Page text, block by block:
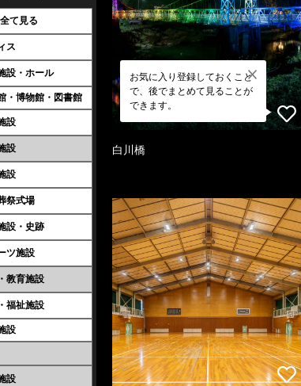
全て見る
ス
設・ホール
・博物館・図書館
設
設
設
祭式場
設・史跡
ツ施設
教育施設
福祉施設
設
設
お気に入り登録しておくこと
で、後でまとめて見ることが
できます。
白川橋